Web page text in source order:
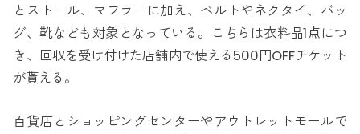
とストール、マフラーに加え、ベルトやネクタイ、バッ
グ、靴なども対象となっている。こちらは衣料品1点につ
き、回収を受け付けた店舗内で使える500円OFFチケット
が貰える。
百貨店とショッピングセンターやアウトレットモールで